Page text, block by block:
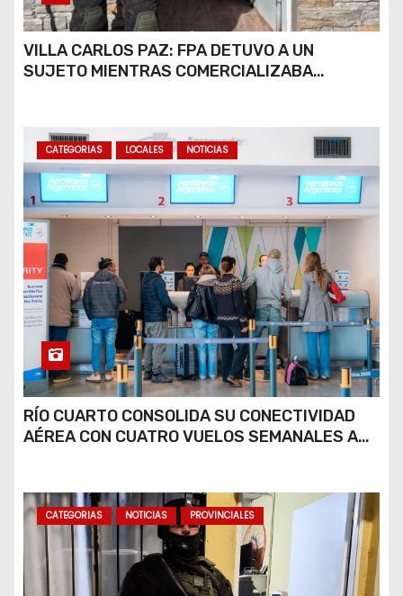
VILLA CARLOS PAZ: FPA DETUVO A UN
SUJETO MIENTRAS COMERCIALIZABA
CATEGORIAS LOCALES NOTICIAS
RÍO CUARTO CONSOLIDA SU CONECTIVIDAD
AÉREA CON CUATRO VUELOS SEMANALES A
CATEGORIAS NOTICIAS PROVINCIALES